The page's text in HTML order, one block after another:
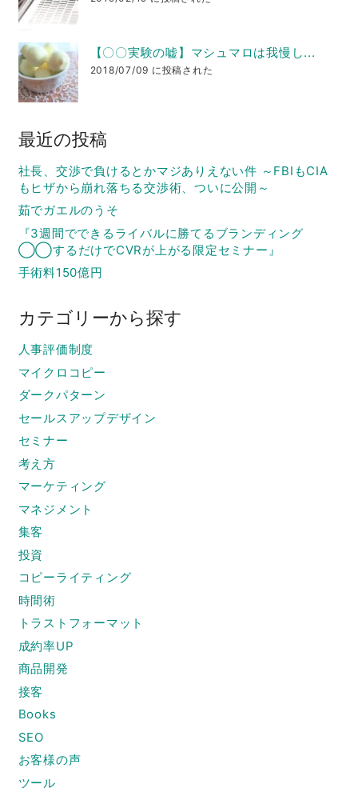
【〇〇実験の嘘】マシュマロは我慢し...
2018/07/09 に投稿された
最近の投稿
社長、交渉で負けるとかマジありえない件 ～FBIもCIA
もヒザから崩れ落ちる交渉術、ついに公開～
茹でガエルのうそ
『3週間でできるライバルに勝てるブランディング
◯◯するだけでCVRが上がる限定セミナー』
手術料150億円
カテゴリーから探す
人事評価制度
マイクロコピー
ダークパターン
セールスアップデザイン
セミナー
考え方
マーケティング
マネジメント
集客
投資
コピーライティング
時間術
トラストフォーマット
成約率UP
商品開発
接客
Books
SEO
お客様の声
ツール